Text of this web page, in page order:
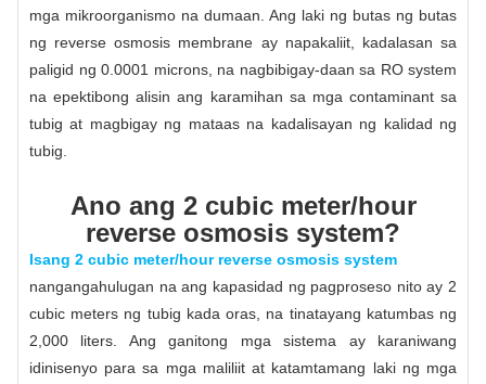
mga mikroorganismo na dumaan. Ang laki ng butas ng butas
ng reverse osmosis membrane ay napakaliit, kadalasan sa
paligid ng 0.0001 microns, na nagbibigay-daan sa RO system
na epektibong alisin ang karamihan sa mga contaminant sa
tubig at magbigay ng mataas na kadalisayan ng kalidad ng
tubig.
Ano ang 2 cubic meter/hour
reverse osmosis system?
Isang 2 cubic meter/hour reverse osmosis system
nangangahulugan na ang kapasidad ng pagproseso nito ay 2
cubic meters ng tubig kada oras, na tinatayang katumbas ng
2,000 liters. Ang ganitong mga sistema ay karaniwang
idinisenyo para sa mga maliliit at katamtamang laki ng mga